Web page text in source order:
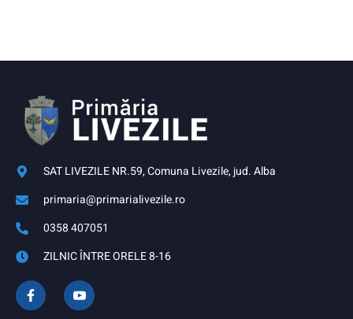
SAT LIVEZILE NR.59, Comuna Livezile, jud. Alba
primaria@primarialivezile.ro
0358 407051
ZILNIC ÎNTRE ORELE 8-16